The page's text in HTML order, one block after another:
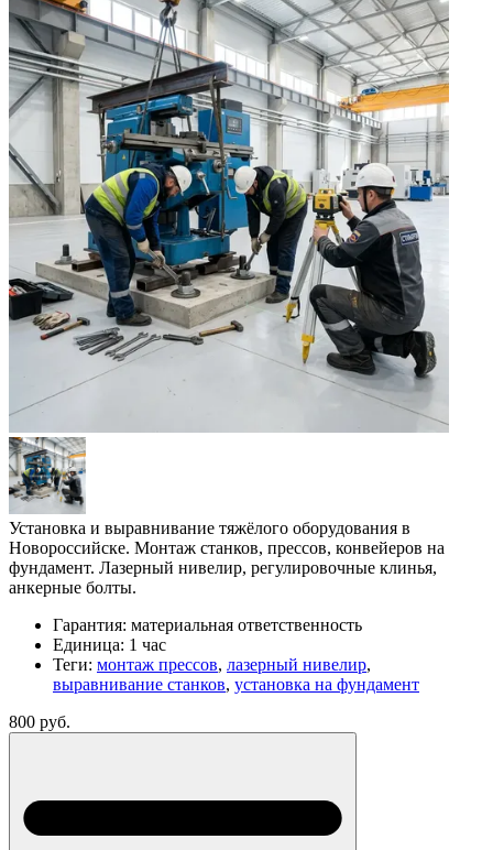
Установка и выравнивание тяжёлого оборудования в
Новороссийске. Монтаж станков, прессов, конвейеров на
фундамент. Лазерный нивелир, регулировочные клинья,
анкерные болты.
Гарантия: материальная ответственность
Единица: 1 час
Теги: монтаж прессов, лазерный нивелир,
выравнивание станков, установка на фундамент
800 руб.